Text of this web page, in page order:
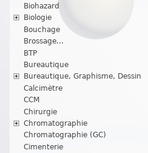
Biohazard
Biologie
Bouchage
Brossage...
BTP
Bureautique
Bureautique, Graphisme, Dessin
Calcimètre
CCM
Chirurgie
Chromatographie
Chromatographie (GC)
Cimenterie